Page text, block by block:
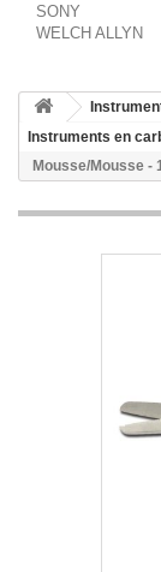
SONY
WELCH ALLYN
Instruments en
Mousse/Mousse -